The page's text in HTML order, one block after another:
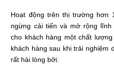
Hoạt động trên thị trường hơn
ngừng cải tiến và mở rộng
cho khách hàng một chất
khách hàng sau khi trải nghiệm
rất hài lòng bởi: